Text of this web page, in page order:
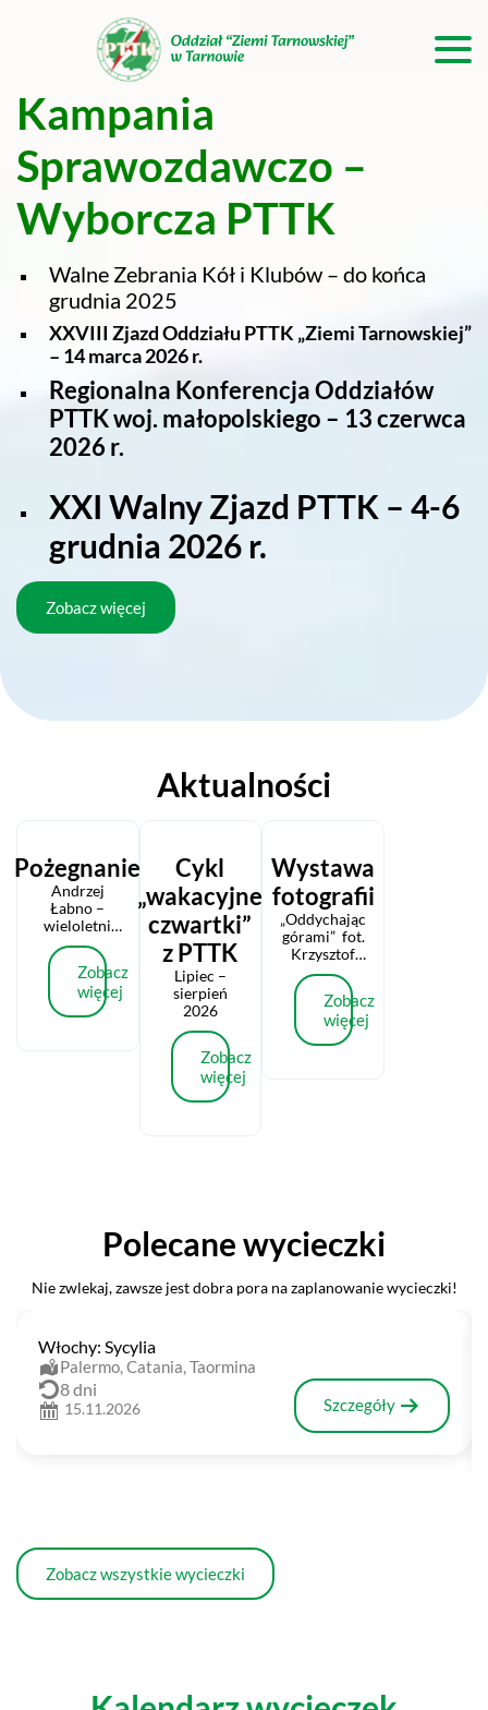
Kampania
Sprawozdawczo –
Wyborcza PTTK
Walne Zebrania Kół i Klubów – do końca
grudnia 2025
XXVIII Zjazd Oddziału PTTK „Ziemi Tarnowskiej”
– 14 marca 2026 r.
Regionalna Konferencja Oddziałów
PTTK woj. małopolskiego – 13 czerwca
2026 r.
XXI Walny Zjazd PTTK – 4-6
grudnia 2026 r.
Zobacz więcej
Aktualności
Pożegnanie
Andrzej
Łabno –
wieloletni
działacz
i przewodnik
PTTKnekrolog
Andrzej
Łabno
Zobacz
więcej
Cykl
„wakacyjne
czwartki”
z PTTK
Lipiec –
sierpień
2026
Zobacz
więcej
Wystawa
fotografii
„Oddychając
górami” fot.
Krzysztof
Madej
Zobacz
więcej
Polecane wycieczki
Nie zwlekaj, zawsze jest dobra pora na zaplanowanie wycieczki!
Włochy: Sycylia
Palermo, Catania, Taormina
8 dni
15.11.2026 Szczegóły
Zobacz wszystkie wycieczki